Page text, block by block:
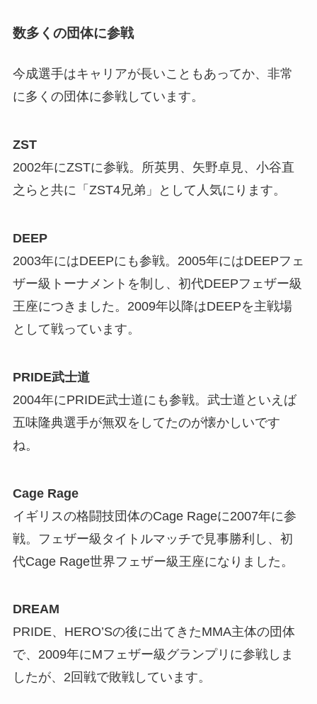
数多くの団体に参戦
今成選手はキャリアが長いこともあってか、非常
に多くの団体に参戦しています。
ZST
2002年にZSTに参戦。所英男、矢野卓見、小谷直
之らと共に「ZST4兄弟」として人気にります。
DEEP
2003年にはDEEPにも参戦。2005年にはDEEPフェ
ザー級トーナメントを制し、初代DEEPフェザー級
王座につきました。2009年以降はDEEPを主戦場
として戦っています。
PRIDE武士道
2004年にPRIDE武士道にも参戦。武士道といえば
五味隆典選手が無双をしてたのが懐かしいです
ね。
Cage Rage
イギリスの格闘技団体のCage Rageに2007年に参
戦。フェザー級タイトルマッチで見事勝利し、初
代Cage Rage世界フェザー級王座になりました。
DREAM
PRIDE、HERO’Sの後に出てきたMMA主体の団体
で、2009年にMフェザー級グランプリに参戦しま
したが、2回戦で敗戦しています。